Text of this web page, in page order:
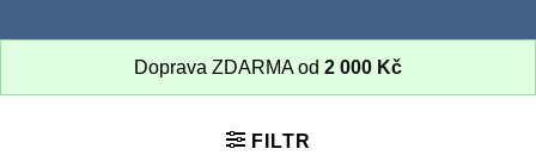
Doprava ZDARMA od 2 000 Kč
FILTR